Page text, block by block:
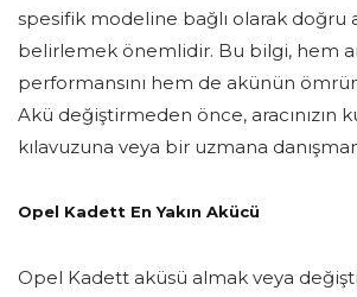
spesifik modeline bağlı olarak doğru
belirlemek önemlidir. Bu bilgi, hem
performansını hem de akünün
Akü değiştirmeden önce, aracınızın
kılavuzuna veya bir uzmana
Opel Kadett En Yakın Akücü
Opel Kadett aküsü almak veya